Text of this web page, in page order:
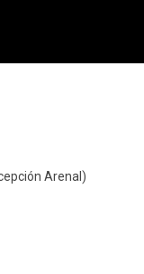
Arenal)